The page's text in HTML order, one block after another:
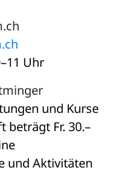
Uhr
und Kurse
beträgt Fr. 30.–
und Aktivitäten